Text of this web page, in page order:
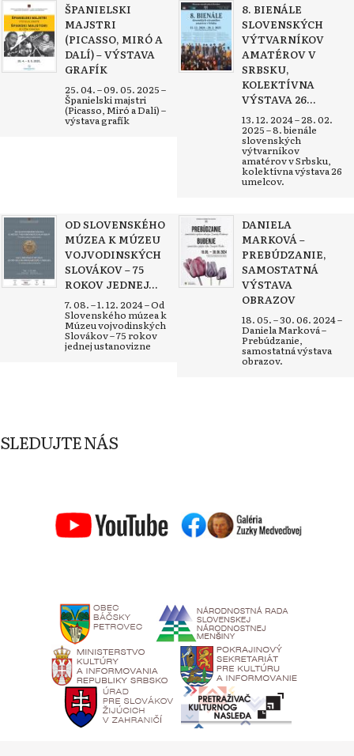
ŠPANIELSKI
MAJSTRI
(PICASSO, MIRÓ A
DALÍ) – VÝSTAVA
GRAFÍK
25. 04. – 09. 05. 2025 –
Španielski majstri
(Picasso, Miró a Dalí) –
výstava grafík
8. BIENÁLE
SLOVENSKÝCH
VÝTVARNÍKOV
AMATÉROV V
SRBSKU,
KOLEKTÍVNA
VÝSTAVA 26...
13. 12. 2024 – 28. 02.
2025 – 8. bienále
slovenských
výtvarníkov
amatérov v Srbsku,
kolektívna výstava 26
umelcov.
OD SLOVENSKÉHO
MÚZEA K MÚZEU
VOJVODINSKÝCH
SLOVÁKOV – 75
ROKOV JEDNEJ...
7. 08. – 1. 12. 2024 – Od
Slovenského múzea k
Múzeu vojvodinských
Slovákov – 75 rokov
jednej ustanovizne
DANIELA
MARKOVÁ –
PREBÚDZANIE,
SAMOSTATNÁ
VÝSTAVA
OBRAZOV
18. 05. – 30. 06. 2024 –
Daniela Marková –
Prebúdzanie,
samostatná výstava
obrazov.
SLEDUJTE NÁS